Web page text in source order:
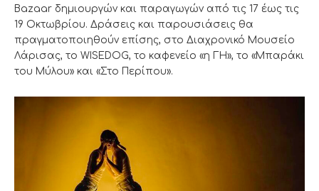
Bazaar δημιουργών και παραγωγών από τις 17 έως τις
19 Οκτωβρίου. Δράσεις και παρουσιάσεις θα
πραγματοποιηθούν επίσης, στο Διαχρονικό Μουσείο
Λάρισας, το WISEDOG, το καφενείο «η ΓΗ», το «Μπαράκι
του Μύλου» και «Στο Περίπου».